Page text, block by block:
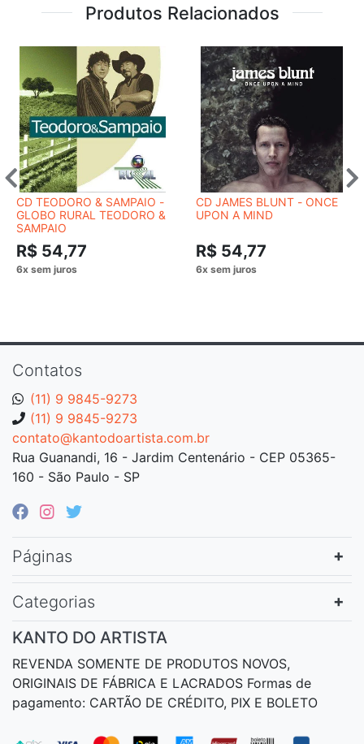
Produtos Relacionados
CD TEODORO & SAMPAIO -
GLOBO RURAL TEODORO &
SAMPAIO
R$ 54,77
CD JAMES BLUNT - ONCE
UPON A MIND
R$ 54,77
Contatos
(11) 9 9845-9273
(11) 9 9845-9273
contato@kantodoartista.com.br
Rua Guanandi, 16 - Jardim Centenário - CEP 05365-
160 - São Paulo - SP
Páginas
Categorias
KANTO DO ARTISTA
REVENDA SOMENTE DE PRODUTOS NOVOS,
ORIGINAIS DE FÁBRICA E LACRADOS Formas de
pagamento: CARTÃO DE CRÉDITO, PIX E BOLETO